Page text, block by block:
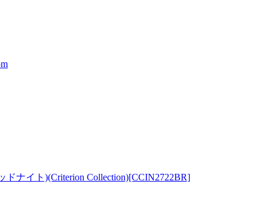
ナイト)(Criterion Collection)[CCIN2722BR]